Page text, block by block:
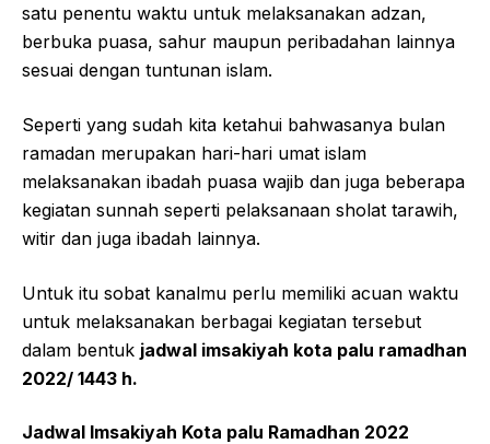
satu penentu waktu untuk melaksanakan adzan,
berbuka puasa, sahur maupun peribadahan lainnya
sesuai dengan tuntunan islam.
Seperti yang sudah kita ketahui bahwasanya bulan
ramadan merupakan hari-hari umat islam
melaksanakan ibadah puasa wajib dan juga beberapa
kegiatan sunnah seperti pelaksanaan sholat tarawih,
witir dan juga ibadah lainnya.
Untuk itu sobat kanalmu perlu memiliki acuan waktu
untuk melaksanakan berbagai kegiatan tersebut
dalam bentuk jadwal imsakiyah kota palu ramadhan
2022/ 1443 h.
Jadwal Imsakiyah Kota palu Ramadhan 2022